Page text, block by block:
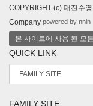
COPYRIGHT (c) 대전수
Company powered by nnin
본 사이트에 사용 된 모
QUICK LINK
FAMILY SITE